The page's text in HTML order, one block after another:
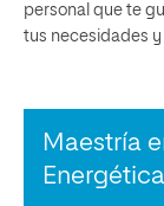
personal que te
tus necesidades y
Maestría
Energética